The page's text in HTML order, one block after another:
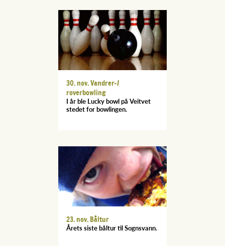
30. nov. Vandrer-/
roverbowling
I år ble Lucky bowl på Veitvet
stedet for bowlingen.
23. nov. Båltur
Årets siste båltur til Sognsvann.